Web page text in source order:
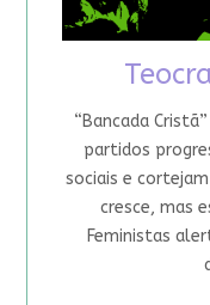
“Bancada
partidos
sociais e
cresce, mas
Feministas